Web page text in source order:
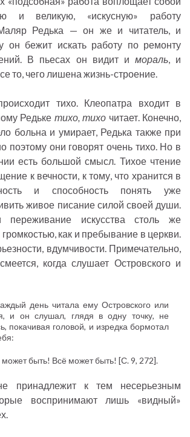
и великую, «искусную» работу
Маляр Редька — он же и читатель, и
он бежит искать работу по ремонту
В пьесах он видит и мораль, и
то, чего лишена жизнь-строение.
тихо. Клеопатра входит в
Редьке тихо, тихо читает. Конечно,
больна и умирает, Редька также при
поэтому они говорят очень тихо. Но в
есть большой смысл. Тихое чтение
к вечности, к тому, что хранится в
и способность понять уже
живое писание силой своей души.
искусства столь же
как и пребывание в церкви.
вдумчивости. Примечательно,
когда слушает Островского и
день читала ему Островского или
и он слушал, глядя в одну точку, не
покачивая головой, и изредка бормотал
быть! Всё может быть! [С. 9, 272].
принадлежит к тем несерьезным
воспринимают лишь «видный»